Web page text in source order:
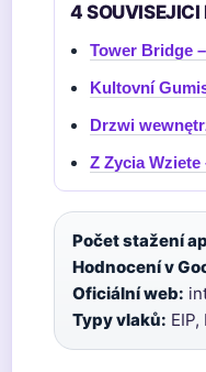
4 SOUVISEJICI
Tower Bridge
Kultovní
Drzwi
Z Zycia
Počet stažení
Hodnocení v
Oficiální web:
Typy vlaků: EIP,